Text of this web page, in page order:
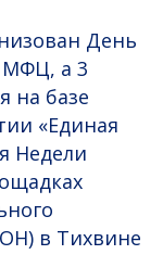
День
МФЦ, а 3
на базе
«Единая
Недели
в Тихвине